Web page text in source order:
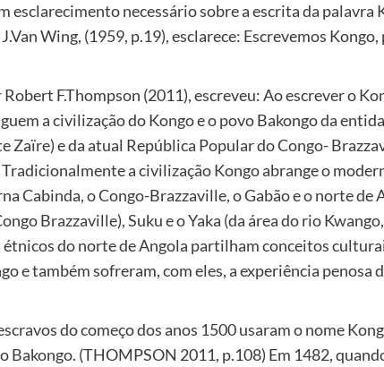
esclarecimento necessário sobre a escrita da palavra
Wing, (1959, p.19), esclarece: Escrevemos
F.Thompson (2011), escreveu: Ao escrever o
a civilização do Kongo e o povo Bakongo da
Zaïre) e da atual República Popular do Congo-
a civilização Kongo abrange o
Cabinda, o Congo-Brazzaville, o Gabão e o norte de
Brazzaville), Suku e o Yaka (da área do rio
étnicos do norte de Angola partilham conceitos
e também sofreram, com eles, a experiência penosa
do começo dos anos 1500 usaram o nome
Bakongo. (THOMPSON 2011, p.108) Em 1482,